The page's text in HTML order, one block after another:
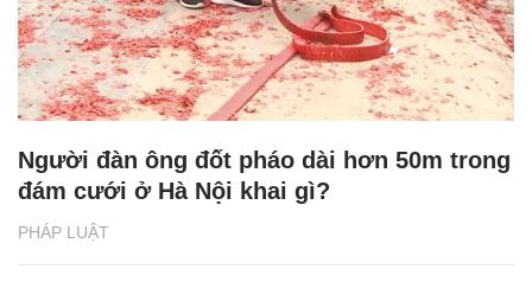
PHÁP LUẬT
Người đàn ông đốt pháo dài hơn 50m trong
đám cưới ở Hà Nội khai gì?